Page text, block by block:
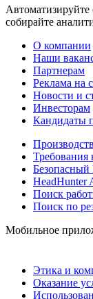
Автоматизируйте
собирайте
О компании
Наши
Партнерам
Реклама на
Новости и
Инвесторам
Кандидаты
Безопасный
HeadHunter
Поиск
Поиск по
Мобильное
Этика и
Оказание